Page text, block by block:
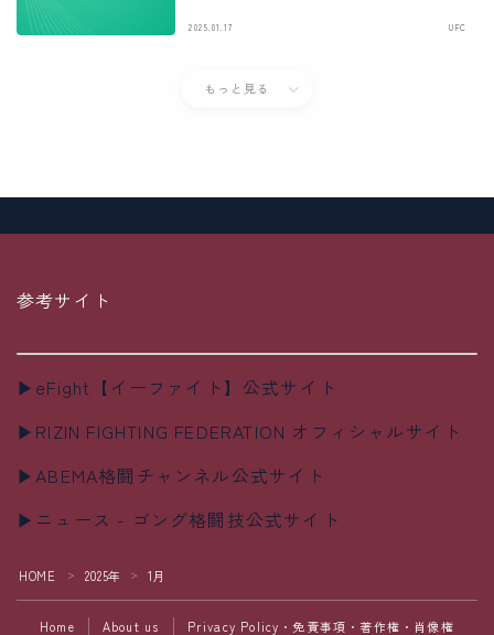
2025.01.17 UFC
もっと見る
参考サイト
▶eFight【イーファイト】公式サイト
▶RIZIN FIGHTING FEDERATION オフィシャルサイト
▶ABEMA格闘チャンネル公式サイト
▶ニュース - ゴング格闘技公式サイト
HOME ＞ 2025年 ＞ 1月
Home About us Privacy Policy・免責事項・著作権・肖像権